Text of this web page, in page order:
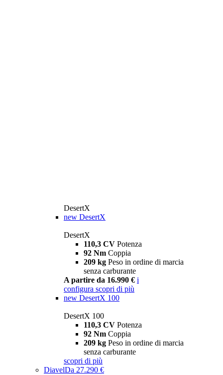
DesertX
new DesertX
DesertX
110,3 CV Potenza
92 Nm Coppia
209 kg Peso in ordine di marcia
senza carburante
A partire da 16.990 € i
configura scopri di più
new DesertX 100
DesertX 100
110,3 CV Potenza
92 Nm Coppia
209 kg Peso in ordine di marcia
senza carburante
scopri di più
DiavelDa 27.290 €